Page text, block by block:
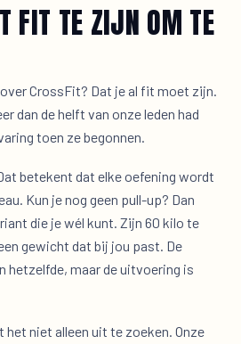
FIT TE ZIJN OM TE
CrossFit? Dat je al fit moet zijn.
dan de helft van onze leden had
toen ze begonnen.
betekent dat elke oefening wordt
Kun je nog geen pull-up? Dan
die je wél kunt. Zijn 60 kilo te
gewicht dat bij jou past. De
hetzelfde, maar de uitvoering is
niet alleen uit te zoeken. Onze